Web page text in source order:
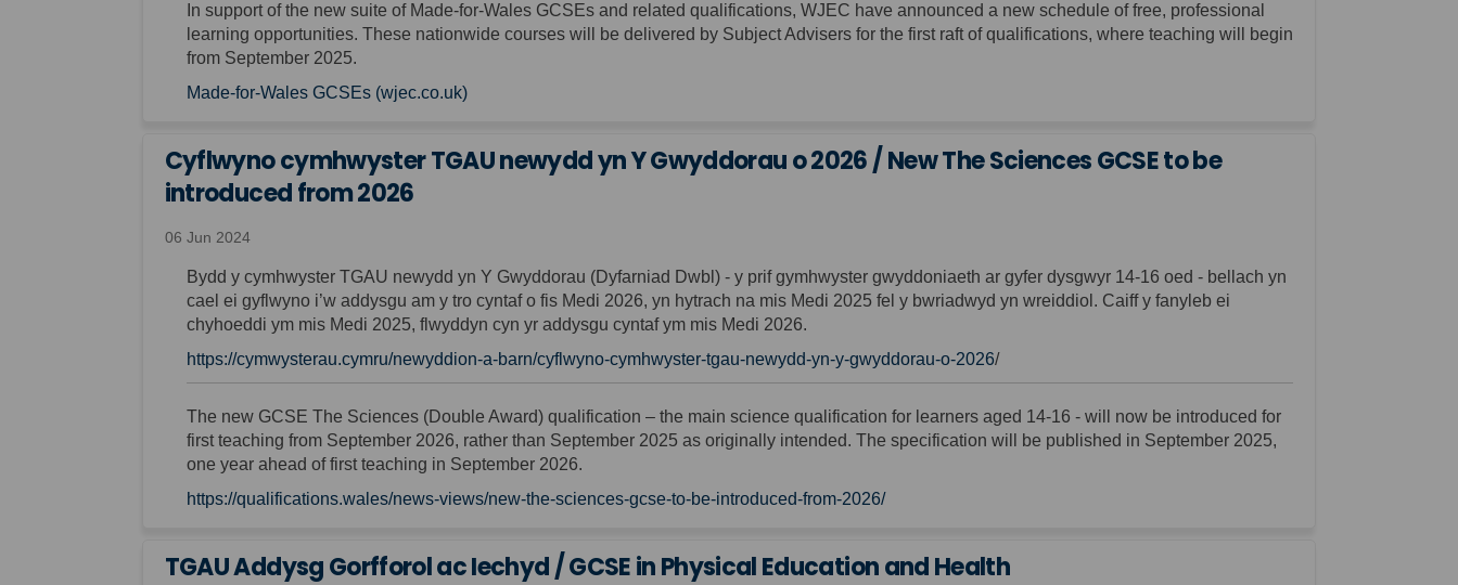
In support of the new suite of Made-for-Wales GCSEs and related qualifications, WJEC have announced a new schedule of free, professional
learning opportunities. These nationwide courses will be delivered by Subject Advisers for the first raft of qualifications, where teaching will begin
from September 2025.
Made-for-Wales GCSEs (wjec.co.uk)(External link)
Cyflwyno cymhwyster TGAU newydd yn Y Gwyddorau o 2026 / New The Sciences GCSE to be
introduced from 2026
06 Jun 2024
Bydd y cymhwyster TGAU newydd yn Y Gwyddorau (Dyfarniad Dwbl) - y prif gymhwyster gwyddoniaeth ar gyfer dysgwyr 14-16 oed - bellach yn
cael ei gyflwyno i’w addysgu am y tro cyntaf o fis Medi 2026, yn hytrach na mis Medi 2025 fel y bwriadwyd yn wreiddiol. Caiff y fanyleb ei
chyhoeddi ym mis Medi 2025, flwyddyn cyn yr addysgu cyntaf ym mis Medi 2026.
https://cymwysterau.cymru/newyddion-a-barn/cyflwyno-cymhwyster-tgau-newydd-yn-y-gwyddorau-o-2026/
The new GCSE The Sciences (Double Award) qualification – the main science qualification for learners aged 14-16 - will now be introduced for
first teaching from September 2026, rather than September 2025 as originally intended. The specification will be published in September 2025,
one year ahead of first teaching in September 2026.
https://qualifications.wales/news-views/new-the-sciences-gcse-to-be-introduced-from-2026/
TGAU Addysg Gorfforol ac Iechyd / GCSE in Physical Education and Health